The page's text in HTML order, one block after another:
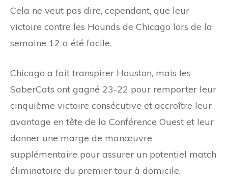
Cela ne veut pas dire, cependant, que leur
victoire contre les Hounds de Chicago lors de la
semaine 12 a été facile.
Chicago a fait transpirer Houston, mais les
SaberCats ont gagné 23-22 pour remporter leur
cinquième victoire consécutive et accroître leur
avantage en tête de la Conférence Ouest et leur
donner une marge de manœuvre
supplémentaire pour assurer un potentiel match
éliminatoire du premier tour à domicile.